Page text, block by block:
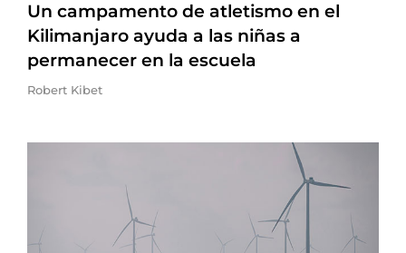
Un campamento de atletismo en el
Kilimanjaro ayuda a las niñas a
permanecer en la escuela
Robert Kibet